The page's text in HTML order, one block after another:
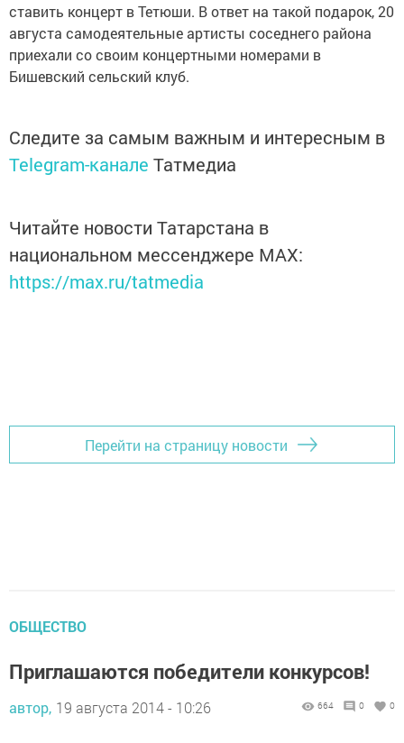
ставить концерт в Тетюши. В ответ на такой подарок, 20
августа самодеятельные артисты соседнего района
приехали со своим концертными номерами в
Бишевский сельский клуб.
Следите за самым важным и интересным в
Telegram-канале Татмедиа
Читайте новости Татарстана в
национальном мессенджере MАХ:
https://max.ru/tatmedia
Перейти на страницу новости
ОБЩЕСТВО
Приглашаются победители конкурсов!
автор, 19 августа 2014 - 10:26 664 0 0